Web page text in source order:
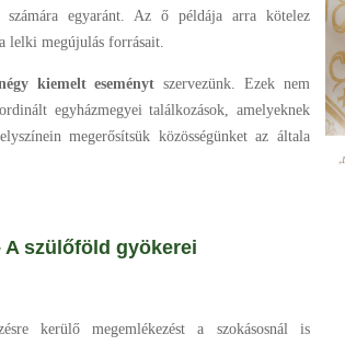
egyaránt. Az ő példája arra kötelez
lelki megújulás forrásait.
kiemelt eseményt szervezünk. Ezek nem
egyházmegyei találkozások, amelyeknek
megerősítsük közösségünket az általa
gyökerei
kerülő megemlékezést a szokásosnál is